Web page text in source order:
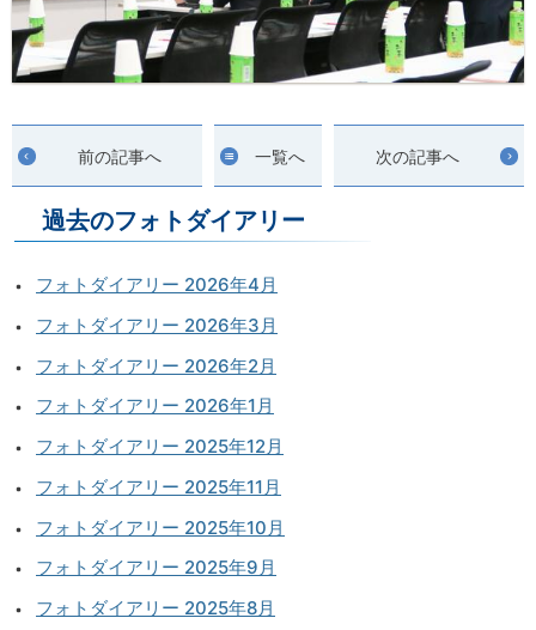
前の記事へ 一覧へ 次の記事へ
過去のフォトダイアリー
フォトダイアリー 2026年4月
フォトダイアリー 2026年3月
フォトダイアリー 2026年2月
フォトダイアリー 2026年1月
フォトダイアリー 2025年12月
フォトダイアリー 2025年11月
フォトダイアリー 2025年10月
フォトダイアリー 2025年9月
フォトダイアリー 2025年8月